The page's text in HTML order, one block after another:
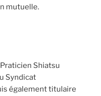
mutuelle.
Praticien Shiatsu
Syndicat
également titulaire